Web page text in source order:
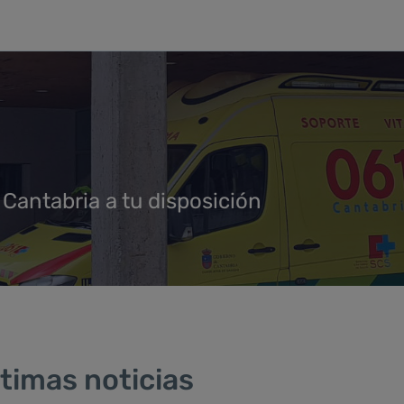
a tu disposición
noticias